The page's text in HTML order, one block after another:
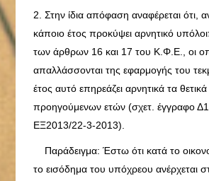
2. Στην ίδια απόφαση αναφέρεται ότι,
κάποιο έτος προκύψει αρνητικό
των άρθρων 16 και 17 του Κ.Φ.Ε., οι
απαλλάσσονται της εφαρμογής του
έτος αυτό επηρεάζει αρνητικά τα
προηγούμενων ετών (σχετ. έγγραφο
ΕΞ2013/22-3-2013).
Παράδειγμα: Έστω ότι κατά το
το εισόδημα του υπόχρεου ανέρχεται